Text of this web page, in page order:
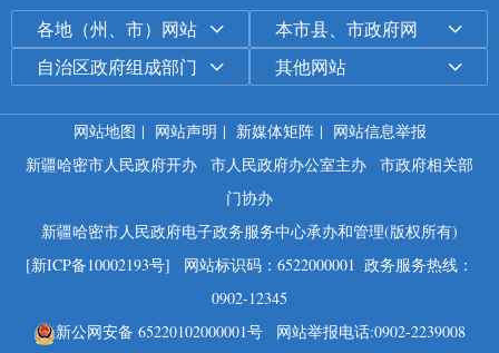
各地（州、市）网站
本市县、市政府网
自治区政府组成部门
其他网站
网站地图 | 网站声明 | 新媒体矩阵 | 网站信息举报
新疆哈密市人民政府开办
市人民政府办公室主办
市政府相关部
门协办
新疆哈密市人民政府电子政务服务中心承办和管理(版权所有)
[新ICP备10002193号]
网站标识码：6522000001 政务服务热线：
0902-12345
新公网安备 65220102000001号
网站举报电话:0902-2239008